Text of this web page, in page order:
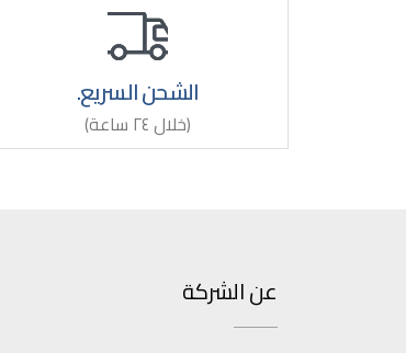
الشحن السريع.
(خلال ٢٤ ساعة)
عن الشركة